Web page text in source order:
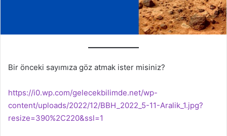
Bir önceki sayımıza göz atmak ister misiniz?
https://i0.wp.com/gelecekbilimde.net/wp-
content/uploads/2022/12/BBH_2022_5-11-Aralik_1.jpg?
resize=390%2C220&ssl=1